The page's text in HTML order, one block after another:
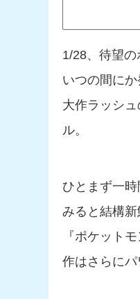
1/28、待望
いつの間にか
大作ラッシ
ル。
ひとまず一
みると結構
『ポケット
作はさらにパ